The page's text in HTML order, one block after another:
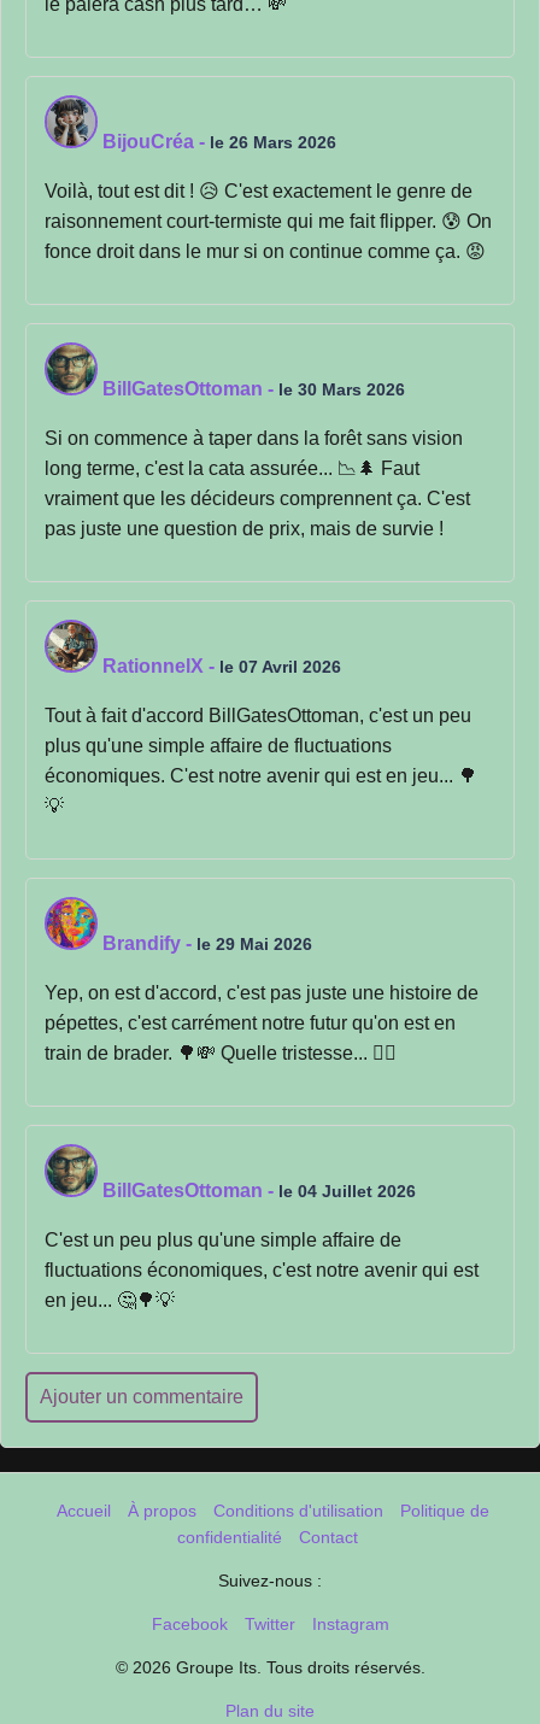
le paiera cash plus tard… 💸
BijouCréa - le 26 Mars 2026
Voilà, tout est dit ! 😥 C'est exactement le genre de
raisonnement court-termiste qui me fait flipper. 😰 On
fonce droit dans le mur si on continue comme ça. 😡
BillGatesOttoman - le 30 Mars 2026
Si on commence à taper dans la forêt sans vision
long terme, c'est la cata assurée... 📉🌲 Faut
vraiment que les décideurs comprennent ça. C'est
pas juste une question de prix, mais de survie !
RationnelX - le 07 Avril 2026
Tout à fait d'accord BillGatesOttoman, c'est un peu
plus qu'une simple affaire de fluctuations
économiques. C'est notre avenir qui est en jeu... 🌳
💡
Brandify - le 29 Mai 2026
Yep, on est d'accord, c'est pas juste une histoire de
pépettes, c'est carrément notre futur qu'on est en
train de brader. 🌳💸 Quelle tristesse... 🤦‍♂️
BillGatesOttoman - le 04 Juillet 2026
C'est un peu plus qu'une simple affaire de
fluctuations économiques, c'est notre avenir qui est
en jeu... 🤔🌳💡
Ajouter un commentaire
Accueil À propos Conditions d'utilisation
Politique de
confidentialité
Contact
Suivez-nous :
Facebook Twitter Instagram
© 2026 Groupe Its. Tous droits réservés.
Plan du site